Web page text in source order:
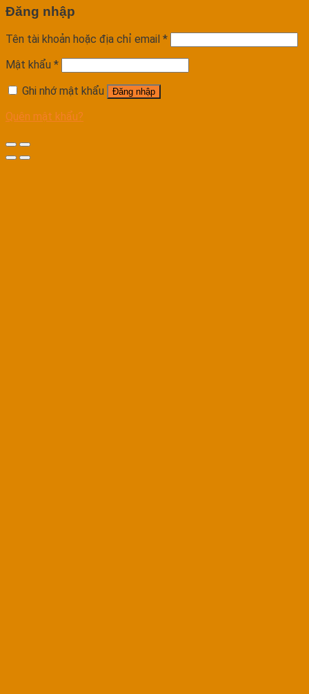
Đăng nhập
Tên tài khoản hoặc địa chỉ email *
Mật khẩu *
Ghi nhớ mật khẩu
Đăng nhập
Quên mật khẩu?